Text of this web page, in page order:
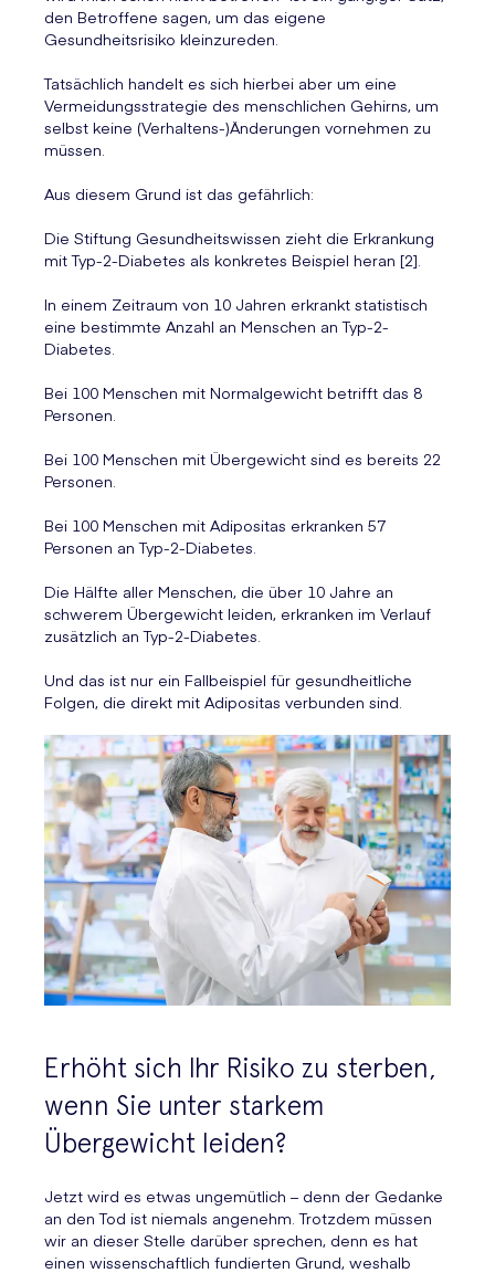
den Betroffene sagen, um das eigene
Gesundheitsrisiko kleinzureden.
Tatsächlich handelt es sich hierbei aber um eine
Vermeidungsstrategie des menschlichen Gehirns, um
selbst keine (Verhaltens-)Änderungen vornehmen zu
müssen.
Aus diesem Grund ist das gefährlich:
Die Stiftung Gesundheitswissen zieht die Erkrankung
mit Typ-2-Diabetes als konkretes Beispiel heran [2].
In einem Zeitraum von 10 Jahren erkrankt statistisch
eine bestimmte Anzahl an Menschen an Typ-2-
Diabetes.
Bei 100 Menschen mit Normalgewicht betrifft das 8
Personen.
Bei 100 Menschen mit Übergewicht sind es bereits 22
Personen.
Bei 100 Menschen mit Adipositas erkranken 57
Personen an Typ-2-Diabetes.
Die Hälfte aller Menschen, die über 10 Jahre an
schwerem Übergewicht leiden, erkranken im Verlauf
zusätzlich an Typ-2-Diabetes.
Und das ist nur ein Fallbeispiel für gesundheitliche
Folgen, die direkt mit Adipositas verbunden sind.
Erhöht sich Ihr Risiko zu sterben,
wenn Sie unter starkem
Übergewicht leiden?
Jetzt wird es etwas ungemütlich – denn der Gedanke
an den Tod ist niemals angenehm. Trotzdem müssen
wir an dieser Stelle darüber sprechen, denn es hat
einen wissenschaftlich fundierten Grund, weshalb